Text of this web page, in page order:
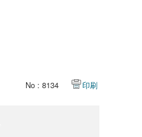
No : 8134 印刷